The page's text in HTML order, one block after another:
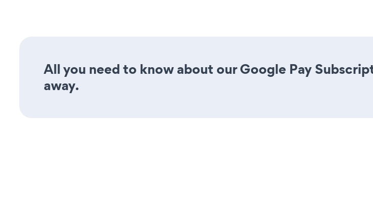
All you need to know about our Google Pay
away.